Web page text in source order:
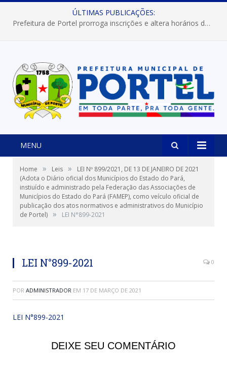
ÚLTIMAS PUBLICAÇÕES:
Prefeitura de Portel prorroga inscrições e altera horários dos concursos “Musa” e “Miss Mix Verão 2026”
MENU
Home » Leis »
LEI Nº 899/2021, DE 13 DE JANEIRO DE 2021
(Adota o Diário oficial dos Municípios do Estado do Pará,
instiuído e administrado pela Federação das Associações de
Municípios do Estado do Pará (FAMEP), como veículo oficial de
publicação dos atos normativos e administrativos do Município
de Portel) » LEI N°899-2021
LEI N°899-2021 0
POR ADMINISTRADOR EM 17 DE MARÇO DE 2021
LEI N°899-2021
DEIXE SEU COMENTÁRIO